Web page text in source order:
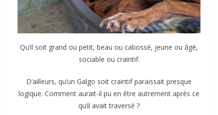
Qu’il soit grand ou petit, beau ou cabossé, jeune ou âgé,
sociable ou craintif.
D’ailleurs, qu’un Galgo soit craintif paraissait presque
logique. Comment aurait-il pu en être autrement après ce
qu’il avait traversé ?